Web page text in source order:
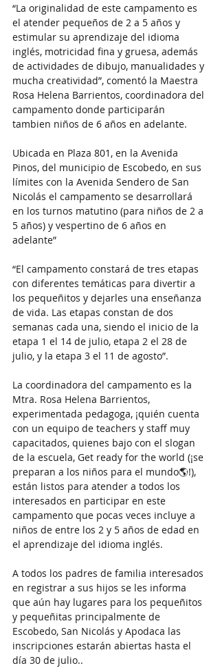
“La originalidad de este campamento es
el atender pequeños de 2 a 5 años y
estimular su aprendizaje del idioma
inglés, motricidad fina y gruesa, además
de actividades de dibujo, manualidades y
mucha creatividad”, comentó la Maestra
Rosa Helena Barrientos, coordinadora del
campamento donde participarán
tambien niños de 6 años en adelante.
Ubicada en Plaza 801, en la Avenida
Pinos, del municipio de Escobedo, en sus
límites con la Avenida Sendero de San
Nicolás el campamento se desarrollará
en los turnos matutino (para niños de 2 a
5 años) y vespertino de 6 años en
adelante”
“El campamento constará de tres etapas
con diferentes temáticas para divertir a
los pequeñitos y dejarles una enseñanza
de vida. Las etapas constan de dos
semanas cada una, siendo el inicio de la
etapa 1 el 14 de julio, etapa 2 el 28 de
julio, y la etapa 3 el 11 de agosto”.
La coordinadora del campamento es la
Mtra. Rosa Helena Barrientos,
experimentada pedagoga, ¡quién cuenta
con un equipo de teachers y staff muy
capacitados, quienes bajo con el slogan
de la escuela, Get ready for the world (¡se
preparan a los niños para el mundo🌎!),
están listos para atender a todos los
interesados en participar en este
campamento que pocas veces incluye a
niños de entre los 2 y 5 años de edad en
el aprendizaje del idioma inglés.
A todos los padres de familia interesados
en registrar a sus hijos se les informa
que aún hay lugares para los pequeñitos
y pequeñitas principalmente de
Escobedo, San Nicolás y Apodaca las
inscripciones estarán abiertas hasta el
día 30 de julio..